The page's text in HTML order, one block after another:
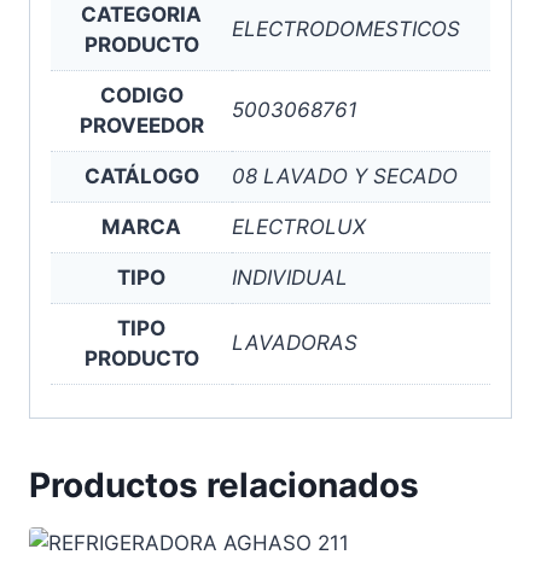
CATEGORIA
PRODUCTO
ELECTRODOMESTICOS
CODIGO
PROVEEDOR
5003068761
CATÁLOGO 08 LAVADO Y SECADO
MARCA ELECTROLUX
TIPO INDIVIDUAL
TIPO
PRODUCTO
LAVADORAS
Productos relacionados